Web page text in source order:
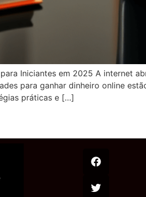
Iniciantes em 2025 A internet
para ganhar dinheiro online
práticas e […]